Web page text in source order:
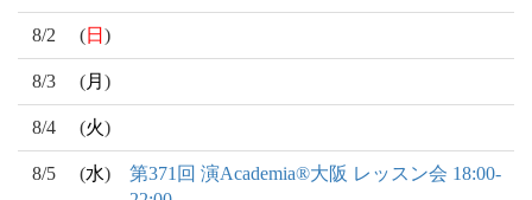
8/2 (日 )
8/3 (月 )
8/4 (火)
8/5 (水)
第371回 演Academia®大阪 レッスン会 18:00-